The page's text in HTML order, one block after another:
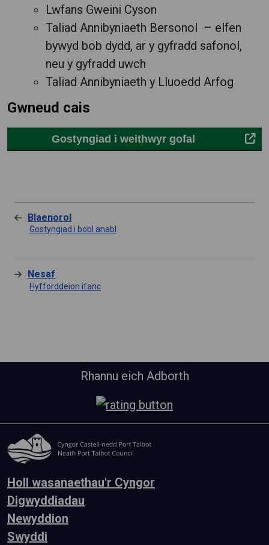
Lwfans Gweini Cyson
Taliad Annibyniaeth Bersonol – elfen
bywyd bob dydd, ar y gyfradd safonol,
neu y gyfradd uwch
Taliad Annibyniaeth y Lluoedd Arfog
Gwneud cais
Gostyngiad i weithwyr gofal
Blaenorol
Gostyngiad i bobl anabl
Nesaf
Hyfforddeion ifanc
Rhannu eich Adborth
Holl wasanaethau'r Cyngor
Digwyddiadau
Newyddion
Swyddi